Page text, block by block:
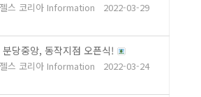
스 코리아 Information
2022-03-29
당중앙, 동작지점 오픈식!
스 코리아 Information
2022-03-24